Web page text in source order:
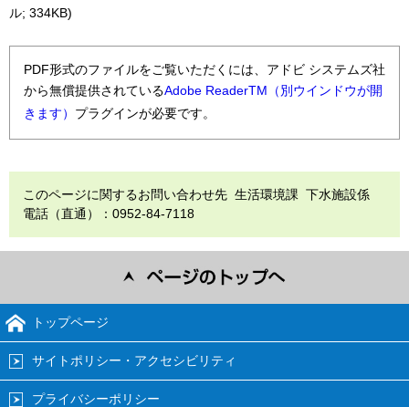
ル; 334KB)
PDF形式のファイルをご覧いただくには、アドビ システムズ社
から無償提供されているAdobe ReaderTM（別ウインドウが開
きます） プラグインが必要です。
このページに関するお問い合わせ先 生活環境課 下水施設係
電話（直通）：0952-84-7118
トップページ
サイトポリシー・アクセシビリティ
プライバシーポリシー